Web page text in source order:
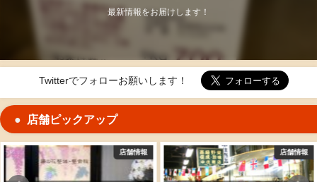
最新情報をお届けします！
Twitterでフォローお願いします！
店舗ピックアップ
報 店舗情報 店